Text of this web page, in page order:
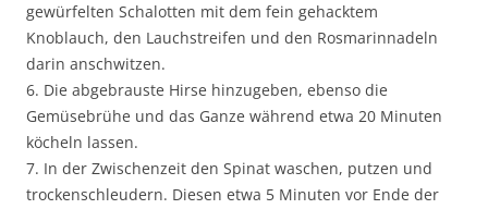
gewürfelten Schalotten mit dem fein gehacktem
Knoblauch, den Lauchstreifen und den Rosmarinnadeln
darin anschwitzen.
6. Die abgebrauste Hirse hinzugeben, ebenso die
Gemüsebrühe und das Ganze während etwa 20 Minuten
köcheln lassen.
7. In der Zwischenzeit den Spinat waschen, putzen und
trockenschleudern. Diesen etwa 5 Minuten vor Ende der